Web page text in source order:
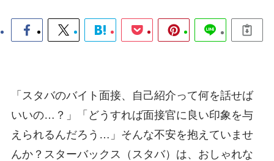
「スタバのバイト面接、自己紹介って何を話せば
いいの…？」「どうすれば面接官に良い印象を与
えられるんだろう…」そんな不安を抱えていませ
んか？スターバックス（スタバ）は、おしゃれな